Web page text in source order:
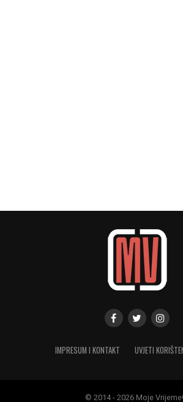
IMPRESUM I KONTAKT UVJETI
© 2014 - 2026 Moje